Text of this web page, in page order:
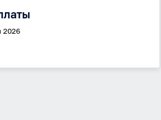
Вконтакте
2026